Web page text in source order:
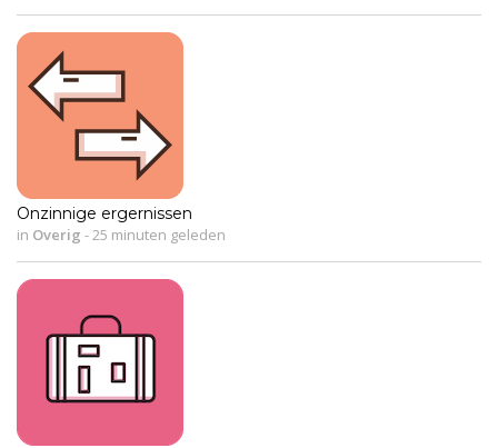
Onzinnige ergernissen
in Overig - 25 minuten geleden